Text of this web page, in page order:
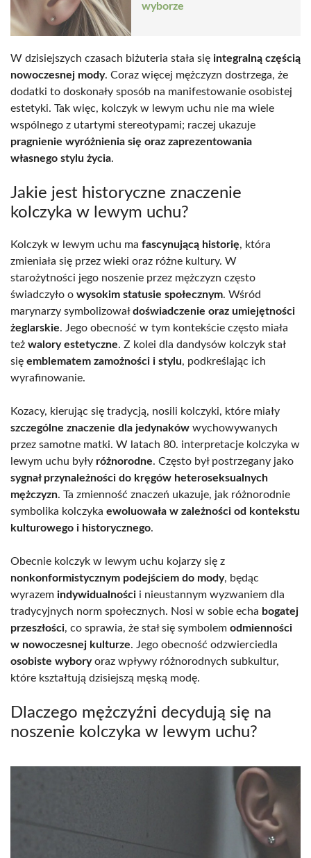
wyborze
W dzisiejszych czasach biżuteria stała się integralną częścią
nowoczesnej mody. Coraz więcej mężczyzn dostrzega, że
dodatki to doskonały sposób na manifestowanie osobistej
estetyki. Tak więc, kolczyk w lewym uchu nie ma wiele
wspólnego z utartymi stereotypami; raczej ukazuje
pragnienie wyróżnienia się oraz zaprezentowania
własnego stylu życia.
Jakie jest historyczne znaczenie
kolczyka w lewym uchu?
Kolczyk w lewym uchu ma fascynującą historię, która
zmieniała się przez wieki oraz różne kultury. W
starożytności jego noszenie przez mężczyzn często
świadczyło o wysokim statusie społecznym. Wśród
marynarzy symbolizowałdoświadczenie oraz umiejętności
żeglarskie. Jego obecność w tym kontekście często miała
też walory estetyczne. Z kolei dla dandysów kolczyk stał
się emblematem zamożności i stylu, podkreślając ich
wyrafinowanie.
Kozacy, kierując się tradycją, nosili kolczyki, które miały
szczególne znaczenie dla jedynaków wychowywanych
przez samotne matki. W latach 80. interpretacje kolczyka w
lewym uchu były różnorodne. Często był postrzegany jako
sygnał przynależności do kręgów heteroseksualnych
mężczyzn. Ta zmienność znaczeń ukazuje, jak różnorodnie
symbolika kolczyka ewoluowała w zależności od kontekstu
kulturowego i historycznego.
Obecnie kolczyk w lewym uchu kojarzy się z
nonkonformistycznym podejściem do mody, będąc
wyrazem indywidualności i nieustannym wyzwaniem dla
tradycyjnych norm społecznych. Nosi w sobie echa bogatej
przeszłości, co sprawia, że stał się symbolem odmienności
w nowoczesnej kulturze. Jego obecność odzwierciedla
osobiste wyboryoraz wpływy różnorodnych subkultur,
które kształtują dzisiejszą męską modę.
Dlaczego mężczyźni decydują się na
noszenie kolczyka w lewym uchu?